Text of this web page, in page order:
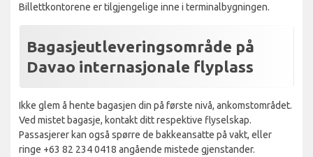
Billettkontorene er tilgjengelige inne i terminalbygningen.
Bagasjeutleveringsområde på
Davao internasjonale flyplass
Ikke glem å hente bagasjen din på første nivå, ankomstområdet.
Ved mistet bagasje, kontakt ditt respektive flyselskap.
Passasjerer kan også spørre de bakkeansatte på vakt, eller
ringe +63 82 234 0418 angående mistede gjenstander.